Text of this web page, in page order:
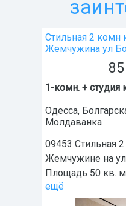
Стильная 2 комн
Жемчужина ул
1-комн. + студия
Одесса,
Молдаванка
09453 Стильная
Жемчужине на
Площадь 50 кв.
ещё